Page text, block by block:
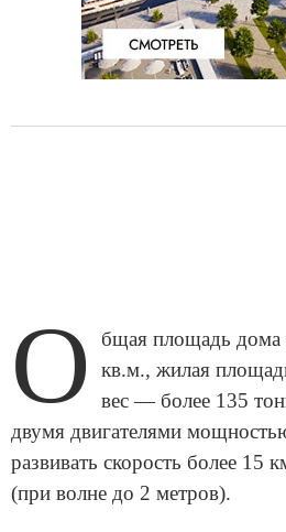
О
бщая площадь дома
кв.м., жилая
вес — более 135
двумя двигателями
развивать скорость более 15
(при волне до 2 метров).